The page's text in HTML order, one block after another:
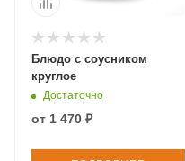
Блюдо с соусником
круглое
Достаточно
от 1 470 ₽